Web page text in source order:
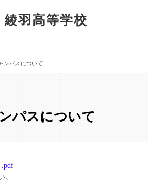
羽高等学校
パスについて
パスについて
.pdf
。